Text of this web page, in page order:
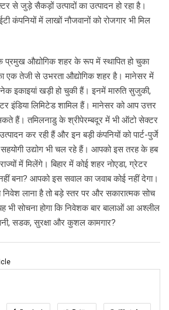
से जुड़े सैकड़ों उत्पादों का उत्पादन हो रहा है।
कंपनियों में लाखों नौजवानों को रोजगार भी मिल
प्रमुख औद्योगिक शहर के रूप में स्थापित हो चुका
एक तेजी से उभरता औद्योगिक शहर है। मानेसर में
इकाइयां खड़ी हो चुकी हैं। इनमें मारुति सुजुकी,
इंडिया लिमिटेड शामिल हैं। मानेसर को आप उत्तर
हैं। तमिलनाडु के श्रीपेरम्बदूर में भी ऑटो सेक्टर
कर रही हैं और इन बड़ी कंपनियों को पार्ट-पुर्जे
उद्योग भी चल रहे हैं। आपको इस तरह के हब
में मिलेंगे। बिहार में कोई शहर नोएडा, ग्रेटर
बना? आपको इस सवाल का जवाब कोई नहीं देगा।
निवेश लाना है तो बड़े स्तर पर और सकारात्मक सोच
भी सोचना होगा कि निवेशक बार बालाओं आ अश्लील
सडक, सुरक्षा और कुशल कामगार?